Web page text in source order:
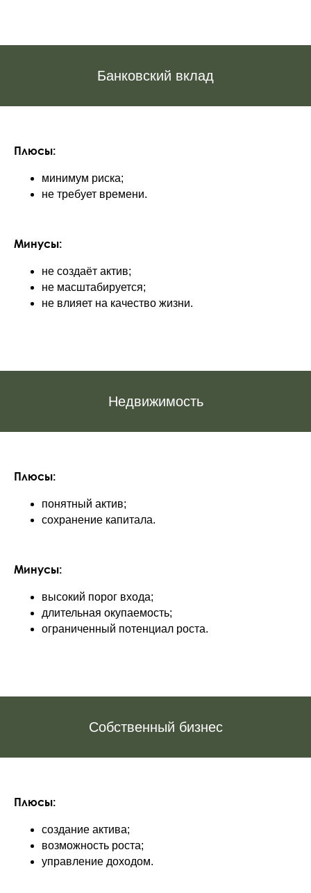
Банковский вклад
Плюсы:
минимум риска;
не требует времени.
Минусы:
не создаёт актив;
не масштабируется;
не влияет на качество жизни.
Недвижимость
Плюсы:
понятный актив;
сохранение капитала.
Минусы:
высокий порог входа;
длительная окупаемость;
ограниченный потенциал роста.
Собственный бизнес
Плюсы:
создание актива;
возможность роста;
управление доходом.